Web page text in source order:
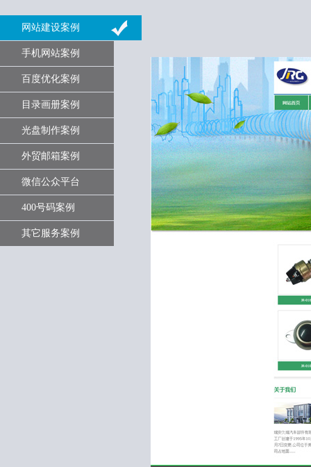
网站建设案例
手机网站案例
百度优化案例
目录画册案例
光盘制作案例
外贸邮箱案例
微信公众平台
400号码案例
其它服务案例